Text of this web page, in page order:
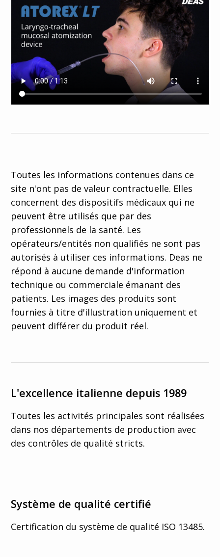
Toutes les informations contenues dans ce
site n'ont pas de valeur contractuelle. Elles
concernent des dispositifs médicaux qui ne
peuvent être utilisés que par des
professionnels de la santé. Les
opérateurs/entités non qualifiés ne sont pas
autorisés à utiliser ces informations. Deas ne
répond à aucune demande d'information
technique ou commerciale émanant des
patients. Les images des produits sont
fournies à titre d'illustration uniquement et
peuvent différer du produit réel.
L'excellence italienne depuis 1989
Toutes les activités principales sont réalisées
dans nos départements de production avec
des contrôles de qualité stricts.
Système de qualité certifié
Certification du système de qualité ISO 13485.